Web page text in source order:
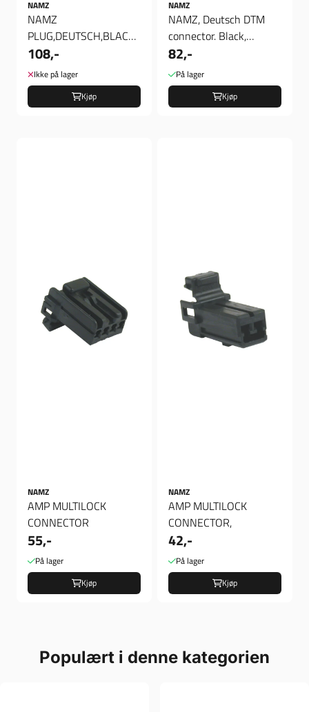
NAMZ
NAMZ
PLUG,DEUTSCH,BLACK
4 PIN 21200056 / DP-
4B
108,-
Ikke på lager
Kjøp
NAMZ
NAMZ, Deutsch DTM
connector. Black,
receptacle, 2-pins
82,-
På lager
Kjøp
NAMZ
AMP MULTILOCK
CONNECTOR
55,-
På lager
Kjøp
NAMZ
AMP MULTILOCK
CONNECTOR,
42,-
På lager
Kjøp
Populært i denne kategorien